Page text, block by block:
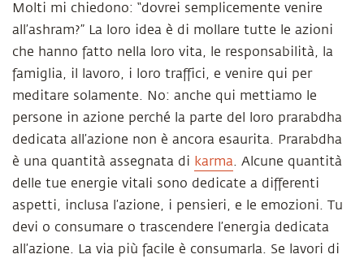
Molti mi chiedono: “dovrei semplicemente venire
all’ashram?” La loro idea è di mollare tutte le azioni
che hanno fatto nella loro vita, le responsabilità, la
famiglia, il lavoro, i loro traffici, e venire qui per
meditare solamente. No: anche qui mettiamo le
persone in azione perché la parte del loro prarabdha
dedicata all’azione non è ancora esaurita. Prarabdha
è una quantità assegnata di karma. Alcune quantità
delle tue energie vitali sono dedicate a differenti
aspetti, inclusa l’azione, i pensieri, e le emozioni. Tu
devi o consumare o trascendere l’energia dedicata
all’azione. La via più facile è consumarla. Se lavori di